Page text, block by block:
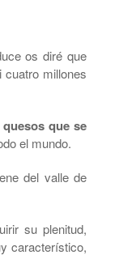
os diré que
cuatro millones
que se
el mundo.
del valle de
su plenitud,
característico,